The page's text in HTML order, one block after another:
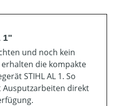
1"
und noch kein
erhalten die kompakte
STIHL AL 1. So
Ausputzarbeiten direkt